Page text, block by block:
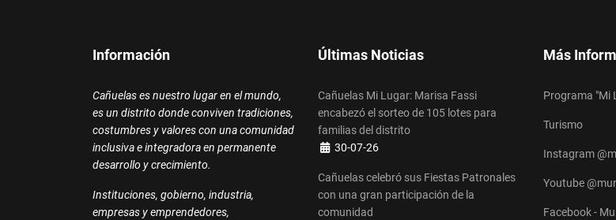
Información
Cañuelas es nuestro lugar en el mundo,
es un distrito donde conviven tradiciones,
costumbres y valores con una comunidad
inclusiva e integradora en permanente
desarrollo y crecimiento.
Instituciones, gobierno, industria,
empresas y emprendedores,
Últimas Noticias
Cañuelas Mi Lugar: Marisa Fassi
encabezó el sorteo de 105 lotes para
familias del distrito
Detalles
30-07-26
Cañuelas celebró sus Fiestas Patronales
con una gran participación de la
comunidad
Más
Programa "Mi
Turismo
Instagram
Youtube
Facebook -